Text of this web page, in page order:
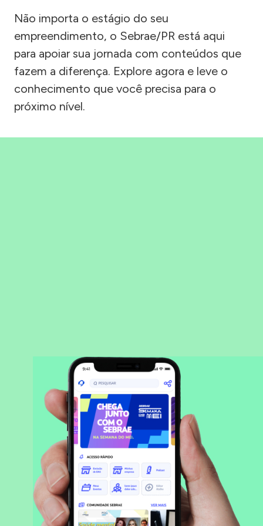
Não importa o estágio do seu
empreendimento, o Sebrae/PR está aqui
para apoiar sua jornada com conteúdos que
fazem a diferença. Explore agora e leve o
conhecimento que você precisa para o
próximo nível.